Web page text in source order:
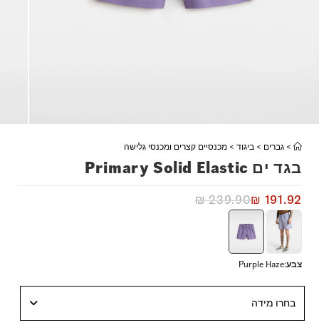
> גברים > ביגוד > מכנסיים קצרים ומכנסי גלישה
בגד ים Primary Solid Elastic
₪239.90₪ 191.92
צבע:
Purple Haze
בחרו מידה